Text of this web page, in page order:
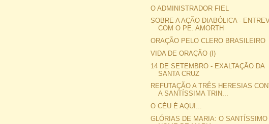
O ADMINISTRADOR FIEL
SOBRE A AÇÃO DIABÓLICA -
COM O PE. AMORTH
ORAÇÃO PELO CLERO BRASILEIRO
VIDA DE ORAÇÃO (I)
14 DE SETEMBRO - EXALTAÇÃO DA
SANTA CRUZ
REFUTAÇÃO A TRÊS HERESIAS
A SANTÍSSIMA TRIN...
O CÉU É AQUI...
GLÓRIAS DE MARIA: O SANTÍSSIMO